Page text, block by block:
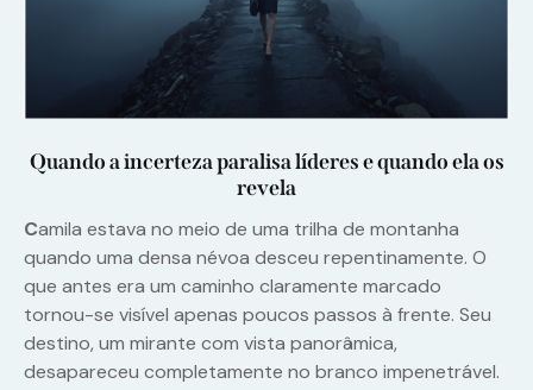
Quando a incerteza paralisa líderes e quando ela os
revela
Camila estava no meio de uma trilha de montanha
quando uma densa névoa desceu repentinamente. O
que antes era um caminho claramente marcado
tornou-se visível apenas poucos passos à frente. Seu
destino, um mirante com vista panorâmica,
desapareceu completamente no branco impenetrável.